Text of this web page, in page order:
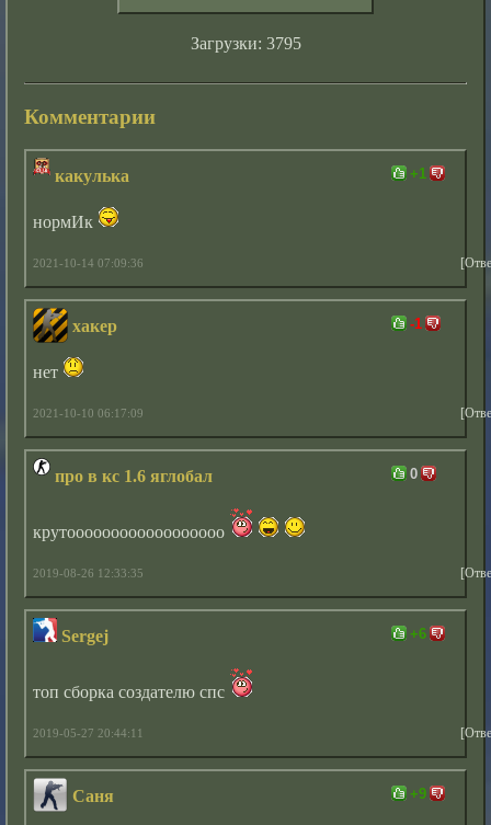
Загрузки: 3795
Комментарии
какулька
нормИк
2021-10-14 07:09:36
+1
хакер
нет
2021-10-10 06:17:09
-1
про в кс 1.6 яглобал
крутоооооооооооооооооо
2019-08-26 12:33:35
0
Sergej
топ сборка создателю спс
2019-05-27 20:44:11
+6
Саня +9